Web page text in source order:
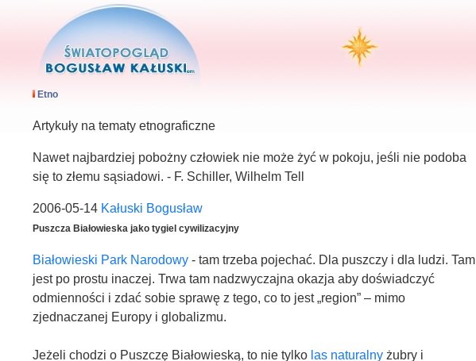
Etno
Artykuły na tematy etnograficzne
Nawet najbardziej pobożny człowiek nie może żyć w pokoju, jeśli nie podoba
się to złemu sąsiadowi. - F. Schiller, Wilhelm Tell
2006-05-14 Kałuski Bogusław
Puszcza Białowieska jako tygiel cywilizacyjny
Białowieski Park Narodowy - tam trzeba pojechać. Dla puszczy i dla ludzi. Tam
jest po prostu inaczej. Trwa tam nadzwyczajna okazja aby doświadczyć
odmienności i zdać sobie sprawę z tego, co to jest „region” – mimo
zjednaczanej Europy i globalizmu.
Jeżeli chodzi o Puszczę Białowieską, to nie tylko las naturalny żubry i